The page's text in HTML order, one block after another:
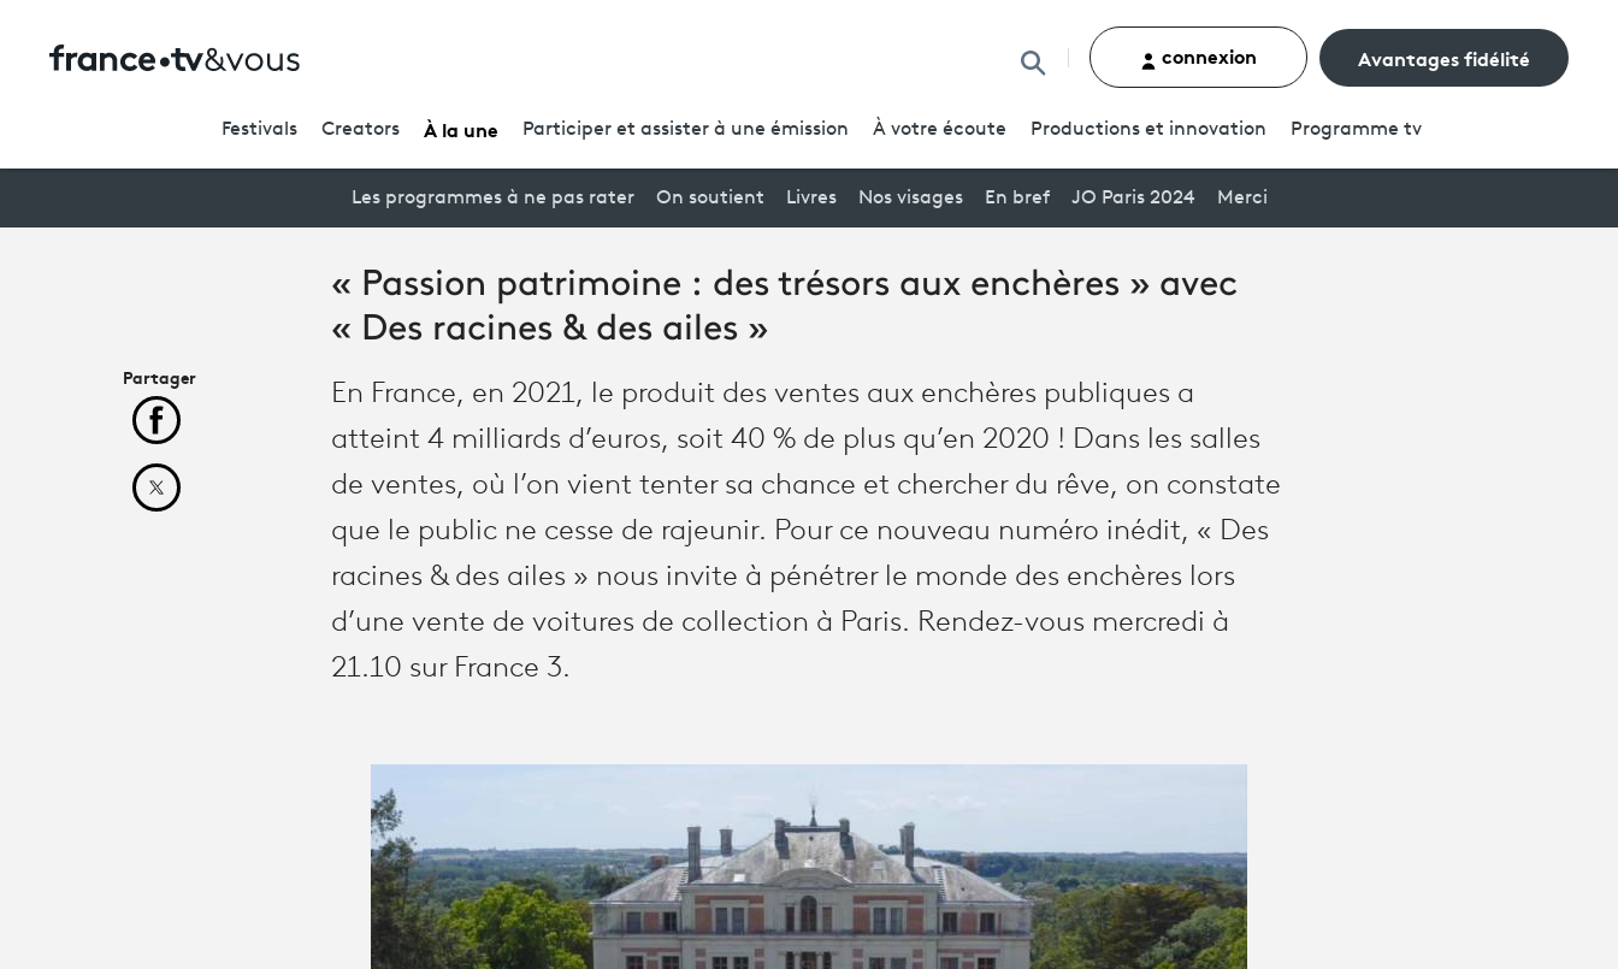
Rechercher un contenu
connexion Avantages fidélité
Festivals Creators À la une Participer et assister à une émission À votre écoute Productions et innovation Programme tv
Les programmes à ne pas rater On soutient Livres Nos visages En bref JO Paris 2024 Merci
« Passion patrimoine : des trésors aux enchères » avec
« Des racines & des ailes »
En France, en 2021, le produit des ventes aux enchères publiques a
atteint 4 milliards d’euros, soit 40 % de plus qu’en 2020 ! Dans les salles
de ventes, où l’on vient tenter sa chance et chercher du rêve, on constate
que le public ne cesse de rajeunir. Pour ce nouveau numéro inédit, « Des
racines & des ailes » nous invite à pénétrer le monde des enchères lors
d’une vente de voitures de collection à Paris. Rendez-vous mercredi à
21.10 sur France 3.
Partager
Partager cet article sur Facebook
Partager cet article sur X